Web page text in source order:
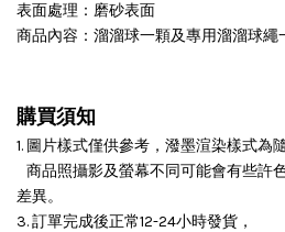
表面處理：磨砂表面
商品內容：溜溜球一顆及專用溜溜球繩
購買須知
1. 圖片樣式僅供參考，潑墨渲染樣式為
商品照攝影及螢幕不同可能會有些許
差異。
3. 訂單完成後正常12-24小時發貨，